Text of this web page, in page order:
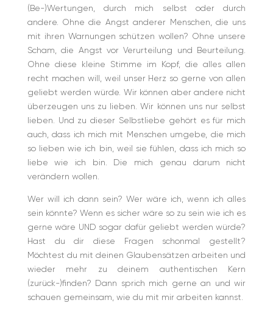
(Be-)Wertungen, durch mich selbst oder durch
andere. Ohne die Angst anderer Menschen, die uns
mit ihren Warnungen schützen wollen? Ohne unsere
Scham, die Angst vor Verurteilung und Beurteilung.
Ohne diese kleine Stimme im Kopf, die alles allen
recht machen will, weil unser Herz so gerne von allen
geliebt werden würde. Wir können aber andere nicht
überzeugen uns zu lieben. Wir können uns nur selbst
lieben. Und zu dieser Selbstliebe gehört es für mich
auch, dass ich mich mit Menschen umgebe, die mich
so lieben wie ich bin, weil sie fühlen, dass ich mich so
liebe wie ich bin. Die mich genau darum nicht
verändern wollen.
Wer will ich dann sein? Wer wäre ich, wenn ich alles
sein könnte? Wenn es sicher wäre so zu sein wie ich es
gerne wäre UND sogar dafür geliebt werden würde?
Hast du dir diese Fragen schonmal gestellt?
Möchtest du mit deinen Glaubensätzen arbeiten und
wieder mehr zu deinem authentischen Kern
(zurück-)finden? Dann sprich mich gerne an und wir
schauen gemeinsam, wie du mit mir arbeiten kannst.